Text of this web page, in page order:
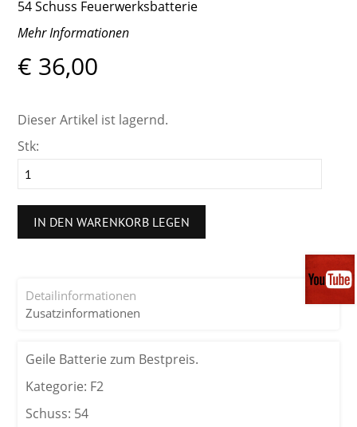
54 Schuss Feuerwerksbatterie
Mehr Informationen
€ 36,00
Dieser Artikel ist lagernd.
Stk:
IN DEN WARENKORB LEGEN
Detailinformationen
Zusatzinformationen
Geile Batterie zum Bestpreis.
Kategorie: F2
Schuss: 54